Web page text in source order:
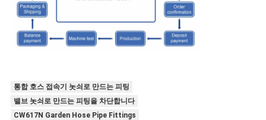
통합 호스 접속기 놋쇠로 만드는 피팅
밸브 놋쇠로 만드는 피팅을 차단합니다
CW617N Garden Hose Pipe Fittings